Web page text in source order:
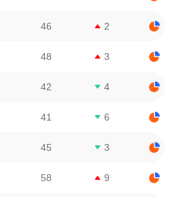
46 2
48 3
42 4
41 6
45 3
58 9